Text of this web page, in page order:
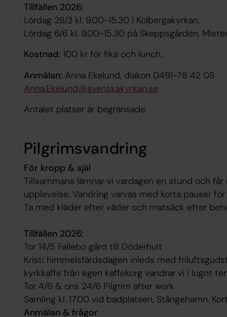
Tillfällen 2026:
Lördag 28/3 kl. 9.00-15.30 i Kolbergakyrkan.
Lördag 6/6 kl. 9.00-15.30 på Skeppsgården,
Kostnad: 100 kr för fika och lunch.
Anmälan: Anna Ekelund, diakon 0491-78 42 08
Anna.Ekelund@svenskakyrkan.se
Antalet platser är begränsade.
Pilgrimsvandring
För kropp & själ
Tillsammans lämnar vi vardagen en stund och
upplevelse. Vandring varvas med korta pauser
Ta med kläder efter väder och matsäck efter
Tillfällen 2026:
Tor 14/5 Fallebo gård till Döderhult
Kristi himmelsfärdsdagen inleds med
kyrkkaffe från egen kaffekorg vandrar vi i lugnt
Tor 4/6 & ons 24/6 Pilgrim after work
Samling kl. 17.00 vid badplatsen, Stångehamn.
Anmälan & frågor